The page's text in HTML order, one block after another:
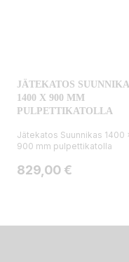
JÄTEKATOS
1400 X 900 MM
PULPETTIKATOLLA
Jätekatos Suunnikas 1400
900 mm pulpettikatolla
Hinta
829,00 €